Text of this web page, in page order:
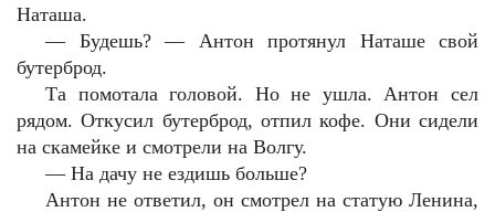
Наташа.
— Будешь? — Антон протянул Наташе свой
бутерброд.
Та помотала головой. Но не ушла. Антон сел
рядом. Откусил бутерброд, отпил кофе. Они сидели
на скамейке и смотрели на Волгу.
—На дачу не ездишь больше?
Антон не ответил, он смотрел на статую Ленина,